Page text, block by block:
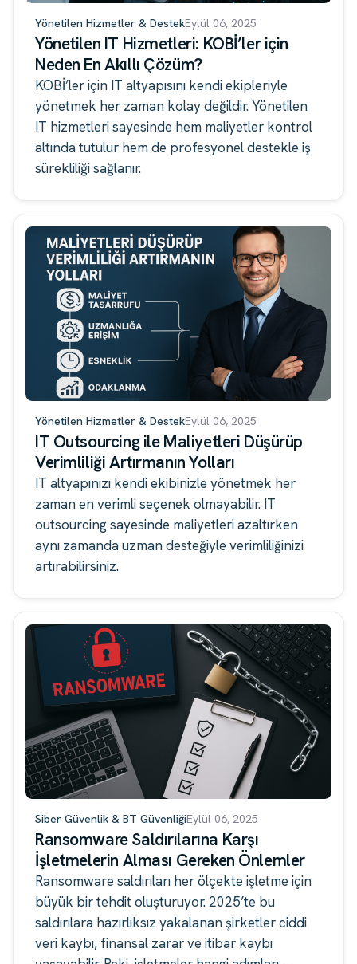
Yönetilen Hizmetler & DestekEylül 06, 2025
Yönetilen IT Hizmetleri: KOBİ’ler için
Neden En Akıllı Çözüm?
KOBİ’ler için IT altyapısını kendi ekipleriyle
yönetmek her zaman kolay değildir. Yönetilen
IT hizmetleri sayesinde hem maliyetler kontrol
altında tutulur hem de profesyonel destekle iş
sürekliliği sağlanır.
Yönetilen Hizmetler & DestekEylül 06, 2025
IT Outsourcing ile Maliyetleri Düşürüp
Verimliliği Artırmanın Yolları
IT altyapınızı kendi ekibinizle yönetmek her
zaman en verimli seçenek olmayabilir. IT
outsourcing sayesinde maliyetleri azaltırken
aynı zamanda uzman desteğiyle verimliliğinizi
artırabilirsiniz.
Siber Güvenlik & BT GüvenliğiEylül 06, 2025
Ransomware Saldırılarına Karşı
İşletmelerin Alması Gereken Önlemler
Ransomware saldırıları her ölçekte işletme için
büyük bir tehdit oluşturuyor. 2025’te bu
saldırılara hazırlıksız yakalanan şirketler ciddi
veri kaybı, finansal zarar ve itibar kaybı